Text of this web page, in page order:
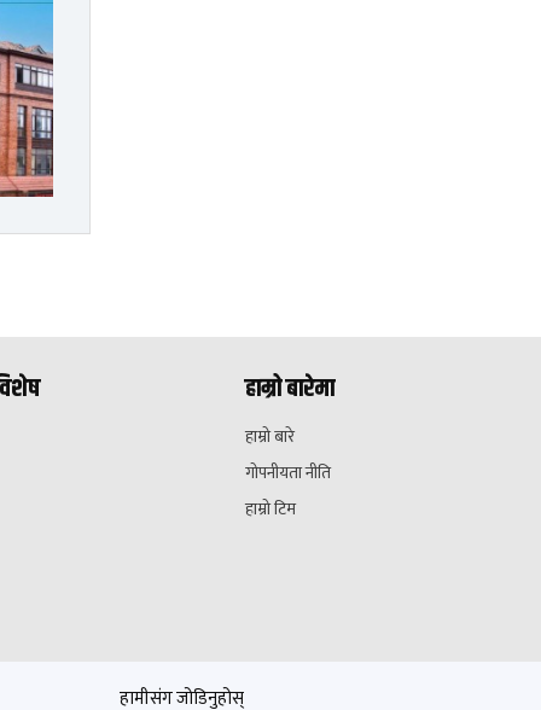
हाम्रो बारेमा
हाम्रो बारे
गोपनीयता नीति
हाम्रो टिम
हामीसंग जोडिनुहोस्